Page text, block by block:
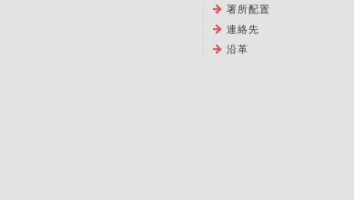
署所配置
連絡先
沿革